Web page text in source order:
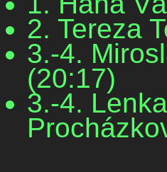
2. Tereza
3.-4.
(20:17)
3.-4.